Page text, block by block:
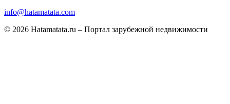
info@hatamatata.com
© 2026 Hatamatata.ru – Портал зарубежной недвижимости